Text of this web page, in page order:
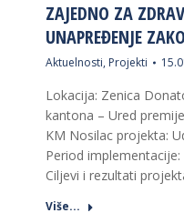
ZAJEDNO ZA
UNAPREĐENJE
Aktuelnosti, Projekti
Lokacija: Zenica
kantona – Ured
KM Nosilac projekta:
Period implementacije:
Ciljevi i rezultati
Više...